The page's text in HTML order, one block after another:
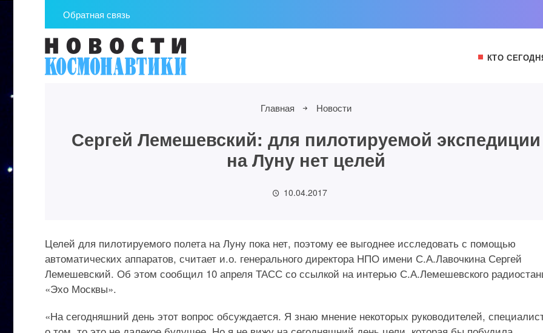
Обратная связь
КТО
Главная Новости
Сергей Лемешевский: для пилотируемой экспедиции
на Луну нет целей
10.04.2017
Целей для пилотируемого полета на Луну пока нет, поэтому ее выгоднее исследовать с помощью
автоматических аппаратов, считает и.о. генерального директора НПО имени С.А.Лавочкина Сергей
Лемешевский. Об этом сообщил 10 апреля ТАСС со ссылкой на интерью С.А.Лемешевского
«Эхо Москвы».
«На сегодняшний день этот вопрос обсуждается. Я знаю мнение некоторых руководителей,